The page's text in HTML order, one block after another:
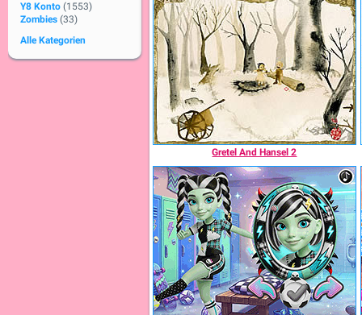
Y8 Konto (1553)
Zombies (33)
Alle Kategorien
Gretel And Hansel 2